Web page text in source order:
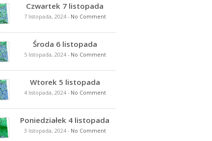
Czwartek 7 listopada
7 listopada, 2024- No Comment
Środa 6 listopada
5 listopada, 2024- No Comment
Wtorek 5 listopada
4 listopada, 2024- No Comment
Poniedziałek 4 listopada
3 listopada, 2024- No Comment